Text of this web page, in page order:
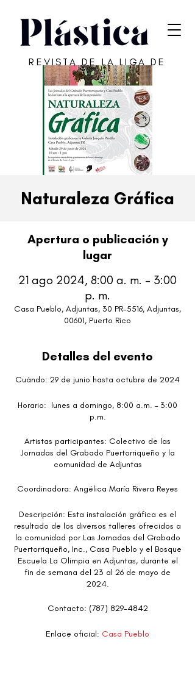
REVISTA DE LA LIGA DE
ARTE DE SAN JUAN
Naturaleza Gráfica
Apertura o publicación y
lugar
21 ago 2024, 8:00 a. m. – 3:00
p. m.
Casa Pueblo, Adjuntas, 30 PR-5516, Adjuntas,
00601, Puerto Rico
Detalles del evento
Cuándo: 29 de junio hasta octubre de 2024
Horario: lunes a domingo, 8:00 a.m. – 3:00
p.m.
Artistas participantes: Colectivo de las
Jornadas del Grabado Puertorriqueño y la
comunidad de Adjuntas
Coordinadora: Angélica María Rivera Reyes
Descripción: Esta instalación gráfica es el
resultado de los diversos talleres ofrecidos a
la comunidad por Las Jornadas del Grabado
Puertorriqueño, Inc., Casa Pueblo y el Bosque
Escuela La Olimpia en Adjuntas, durante el
fin de semana del 23 al 26 de mayo de
2024.
Contacto: (787) 829-4842
Enlace oficial: Casa Pueblo